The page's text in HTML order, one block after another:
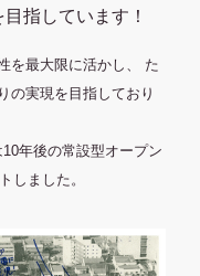
目指しています！
を最大限に活かし、
た
の実現を目指しており
年後の常設型オープン
しました。